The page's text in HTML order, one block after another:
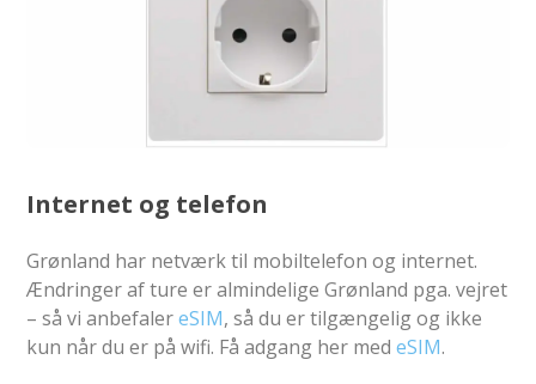
Internet og telefon
Grønland har netværk til mobiltelefon og internet.
Ændringer af ture er almindelige Grønland pga. vejret
– så vi anbefalereSIM, så du er tilgængelig og ikke
kun når du er på wifi. Få adgang her medeSIM.